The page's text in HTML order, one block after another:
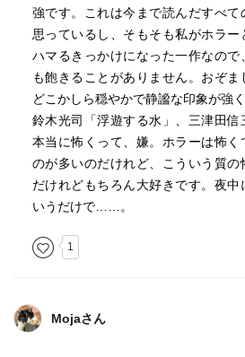
強です。これは今まで読んだすべて
思っているし、そもそも私がホラー
ハマるきっかけになった一作なの
も飽きることがありません。おぞ
どこかしら穏やかで静謐な印象が強く
鈴木光司「浮遊する水」、三津田信
本当に怖くって、嫌。ホラーは怖く
のが多いのだけれど、こういう質
だけれどもちろん大好きです。夜中
いうだけで……。
1
Mojaさん